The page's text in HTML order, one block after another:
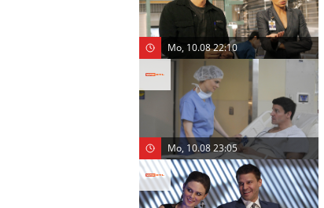
Mo, 10.08 22:10
Mo, 10.08 23:05